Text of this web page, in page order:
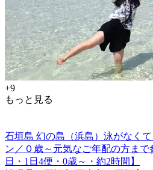
+9
もっと見る
石垣島 幻の島（浜島）泳がなく
ン／０歳～元気なご年配の方ま
日・1日4便・0歳～・約2時間】